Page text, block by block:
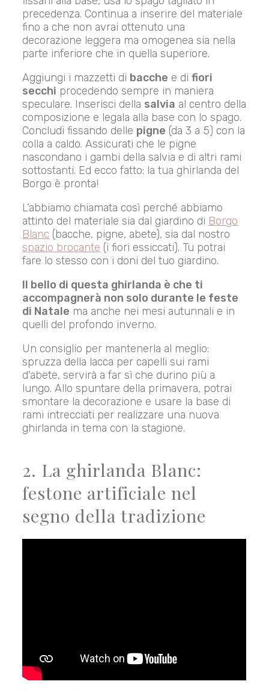
precedenza. Continua a inserire del materiale
fino a che non avrai ottenuto una
decorazione leggera ma omogenea sia nella
parte inferiore che in quella superiore.
Aggiungi i mazzetti di bacche e difiori
secchi procedendo sempre in maniera
speculare. Inserisci della salvia al centro della
composizione e legala alla base con lo spago.
Concludi fissando delle pigne (da 3 a 5) con la
colla a caldo. Assicurati che le pigne
nascondano i gambi della salvia e di altri rami
sottostanti. Ed ecco fatto: la tua ghirlanda del
Borgo è pronta!
L’abbiamo chiamata così perché abbiamo
attinto del materiale sia dal giardino di Borgo
Blanc (bacche, pigne, abete), sia dal nostro
spazio brocante (i fiori essiccati). Tu potrai
fare lo stesso con i doni del tuo giardino.
Il bello di questa ghirlanda è che ti
accompagnerà non solo durante le feste
di Natale ma anche nei mesi autunnali e in
quelli del profondo inverno.
Un consiglio per mantenerla al meglio:
spruzza della lacca per capelli sui rami
d'abete, servirà a far sì che durino più a
lungo. Allo spuntare della primavera, potrai
smontare la decorazione e usare la base di
rami intrecciati per realizzare una nuova
ghirlanda in tema con la stagione.
2. La ghirlanda Blanc:
festone artificiale nel
segno della tradizione